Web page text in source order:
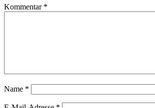
Kommentar *
Name *